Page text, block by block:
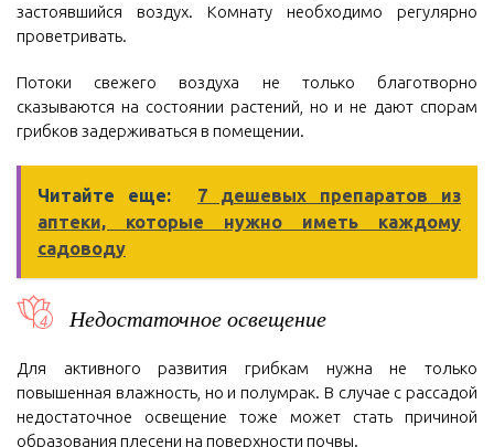
застоявшийся воздух. Комнату необходимо регулярно
проветривать.
Потоки свежего воздуха не только благотворно
сказываются на состоянии растений, но и не дают спорам
грибков задерживаться в помещении.
Читайте еще:
7 дешевых препаратов из
аптеки, которые нужно иметь каждому
садоводу
Недостаточное освещение
Для активного развития грибкам нужна не только
повышенная влажность, но и полумрак. В случае с рассадой
недостаточное освещение тоже может стать причиной
образования плесени на поверхности почвы.